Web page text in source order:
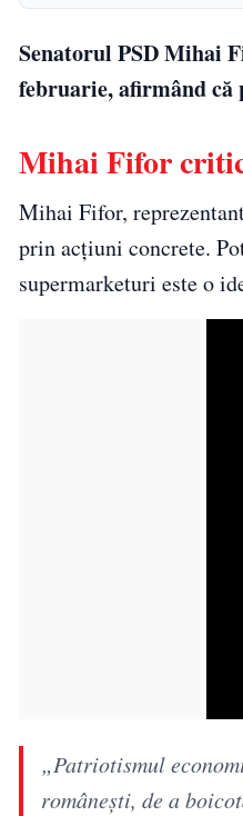
Senatorul PSD Mihai
februarie, afirmând că
Mihai Fifor
Mihai Fifor,
prin acțiuni concrete.
supermarketuri este o
„Patriotismul
româneşti, de a